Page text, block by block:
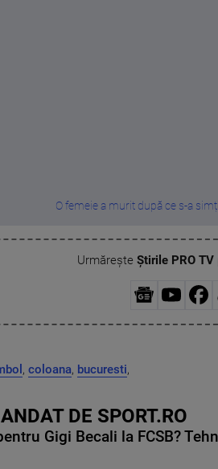
O femeie a murit după ce s-a
Urmărește Știrile PRO TV
, coloana, bucuresti,
DE SPORT.RO
Gigi Becali la FCSB?